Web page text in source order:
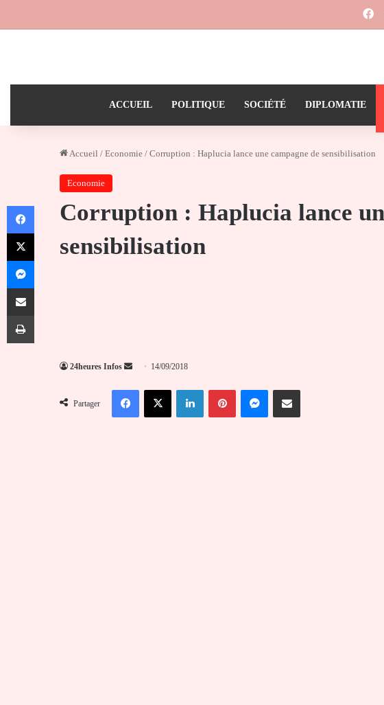
ACCUEIL POLITIQUE SOCIÉTÉ DIPLOMATIE
Accueil / Economie / Corruption : Haplucia lance une campagne de sensibilisation
Economie
Corruption : Haplucia lance
sensibilisation
24heures Infos
Envoyer
courriel
14/09/2018
Partager
FacebookX LinkedinPinterestMessengerPartager par email
Facebook
X
Messenger
Partager par email